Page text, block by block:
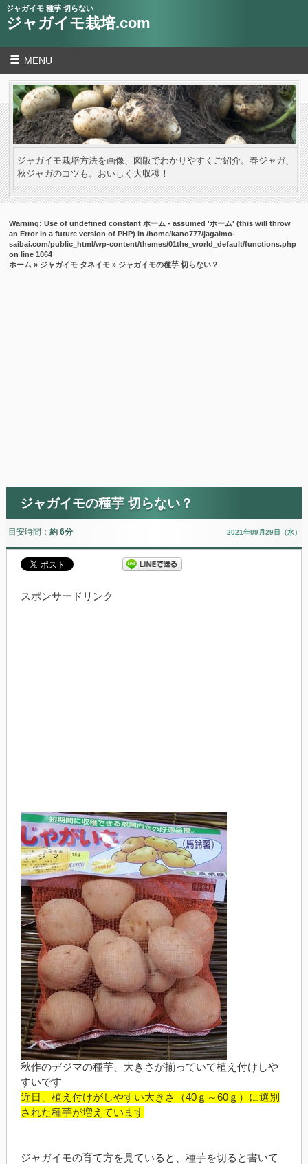
ジャガイモ 種芋 切らない
ジャガイモ栽培.com
MENU
ジャガイモ栽培方法を画像、図版でわかりやすくご紹介。春ジャガ、
秋ジャガのコツも。おいしく大収穫！
Warning: Use of undefined constant ホーム - assumed 'ホーム' (this will throw
an Error in a future version of PHP) in/home/kano777/jagaimo-
saibai.com/public_html/wp-content/themes/01the_world_default/functions.php
on line1064
ホーム » ジャガイモ タネイモ » ジャガイモの種芋 切らない？
ジャガイモの種芋 切らない？
目安時間： 約 6分 2021年09月29日（水）
スポンサードリンク
秋作のデジマの種芋、大きさが揃っていて植え付けしや
すいです
近日、植え付けがしやすい大きさ（40ｇ～60ｇ）に選別
された種芋が増えています
ジャガイモの育て方を見ていると、種芋を切ると書いて